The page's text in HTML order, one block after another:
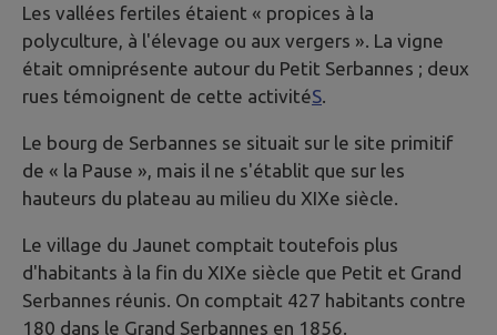
Les vallées fertiles étaient « propices à la
polyculture, à l'élevage ou aux vergers ». La vigne
était omniprésente autour du Petit Serbannes ; deux
rues témoignent de cette activitéS.
Le bourg de Serbannes se situait sur le site primitif
de « la Pause », mais il ne s'établit que sur les
hauteurs du plateau au milieu du XIXe siècle.
Le village du Jaunet comptait toutefois plus
d'habitants à la fin du XIXe siècle que Petit et Grand
Serbannes réunis. On comptait 427 habitants contre
180 dans le Grand Serbannes en 1856.